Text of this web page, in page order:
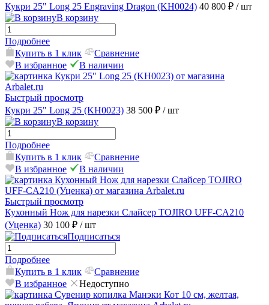
Кукри 25" Long 25 Engraving Dragon (KH0024) 40 800 ₽ / шт
В корзину
Подробнее
Купить в 1 клик
Сравнение
В избранное
В наличии
Быстрый просмотр
Кукри 25" Long 25 (KH0023) 38 500 ₽ / шт
В корзину
Подробнее
Купить в 1 клик
Сравнение
В избранное
В наличии
Быстрый просмотр
Кухонный Нож для нарезки Слайсер TOJIRO UFF-CA210
(Уценка) 30 100 ₽ / шт
Подписаться
Подробнее
Купить в 1 клик
Сравнение
В избранное
Недоступно